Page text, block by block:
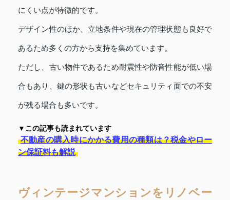
にくい点が特徴的です。
デザイン性のほか、立地条件や現在の管理状態も良好で
あるため多くの方から支持を集めています。
ただし、古い物件であるため耐震性や防音性能が低い場
合もあり、鍵の形状も古いなどセキュリティ面での不安
が残る場合も多いです。
▼この記事も読まれています
不動産の購入時にかかる費用の種類は？税金やロー
ン保証料も解説
ヴィンテージマンションをリノベー